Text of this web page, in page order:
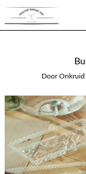
DoorOnkruid